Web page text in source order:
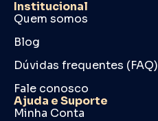
Institucional
Quem somos
Blog
Dúvidas frequentes (FAQ)
Fale conosco
Ajuda e Suporte
Minha Conta